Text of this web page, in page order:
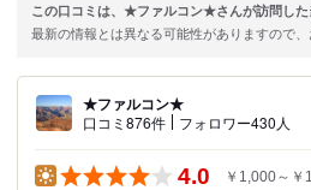
この口コミは、★ファルコン★さんが訪問した
最新の情報とは異なる可能性がありますので
★ファルコン★
口コミ876件 フォロワー430人
4.0 ￥1,000～￥